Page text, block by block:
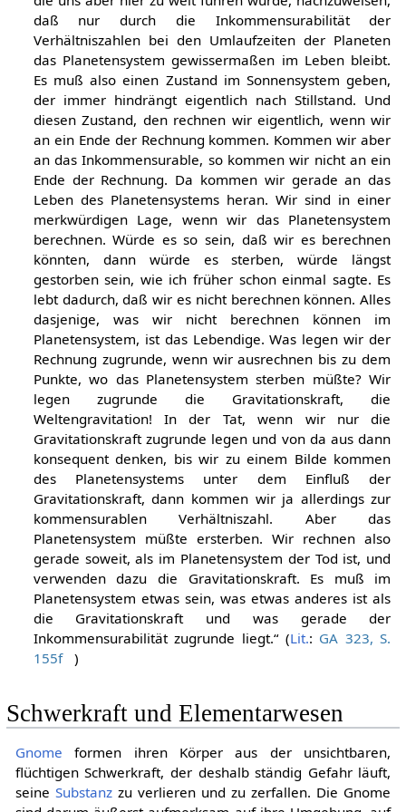
daß nur durch die Inkommensurabilität der
Verhältniszahlen bei den Umlaufzeiten der Planeten
das Planetensystem gewissermaßen im Leben bleibt.
Es muß also einen Zustand im Sonnensystem geben,
der immer hindrängt eigentlich nach Stillstand. Und
diesen Zustand, den rechnen wir eigentlich, wenn wir
an ein Ende der Rechnung kommen. Kommen wir aber
an das Inkommensurable, so kommen wir nicht an ein
Ende der Rechnung. Da kommen wir gerade an das
Leben des Planetensystems heran. Wir sind in einer
merkwürdigen Lage, wenn wir das Planetensystem
berechnen. Würde es so sein, daß wir es berechnen
könnten, dann würde es sterben, würde längst
gestorben sein, wie ich früher schon einmal sagte. Es
lebt dadurch, daß wir es nicht berechnen können. Alles
dasjenige, was wir nicht berechnen können im
Planetensystem, ist das Lebendige. Was legen wir der
Rechnung zugrunde, wenn wir ausrechnen bis zu dem
Punkte, wo das Planetensystem sterben müßte? Wir
legen zugrunde die Gravitationskraft, die
Weltengravitation! In der Tat, wenn wir nur die
Gravitationskraft zugrunde legen und von da aus dann
konsequent denken, bis wir zu einem Bilde kommen
des Planetensystems unter dem Einfluß der
Gravitationskraft, dann kommen wir ja allerdings zur
kommensurablen Verhältniszahl. Aber das
Planetensystem müßte ersterben. Wir rechnen also
gerade soweit, als im Planetensystem der Tod ist, und
verwenden dazu die Gravitationskraft. Es muß im
Planetensystem etwas sein, was etwas anderes ist als
die Gravitationskraft und was gerade der
Inkommensurabilität zugrunde liegt.“ (Lit.: GA 323, S.
155f
)
Schwerkraft und Elementarwesen
Gnome formen ihren Körper aus der unsichtbaren,
flüchtigen Schwerkraft, der deshalb ständig Gefahr läuft,
seine Substanzzu verlieren und zu zerfallen. Die Gnome